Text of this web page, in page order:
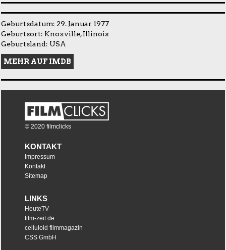
Geburtsdatum: 29. Januar 1977
Geburtsort: Knoxville, Illinois
Geburtsland: USA
MEHR AUF IMDB
© 2020 filmclicks
KONTAKT
Impressum
Kontakt
Sitemap
LINKS
HeuteTV
film-zeit.de
celluloid filmmagazin
CSS GmbH